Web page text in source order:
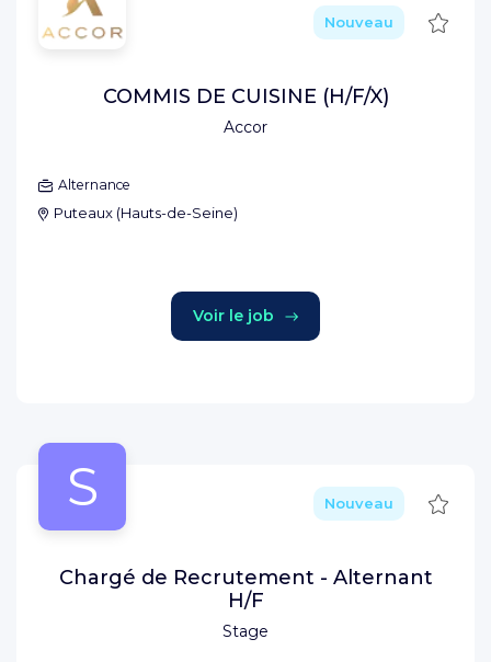
Accor
Nouveau
COMMIS DE CUISINE (H/F/X)
Alternance
Puteaux (Hauts-de-Seine)
Voir le job
S
Stage
Nouveau
Chargé de Recrutement - Alternant
H/F